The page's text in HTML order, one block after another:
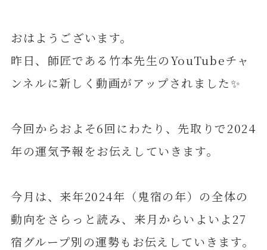
おはようございます。
昨日、師匠である竹本先生のYouTubeチャ
ンネルに新しく動画がアップされました✨
今回からおよそ6回にわたり、先取りで2024
年の運気予報をお伝えしていきます。
今月は、来年2024年（鬼宿の年）の全体の
動向をさらっと読み、来月からいよいよ27
宿グループ別の運勢もお伝えしていきます。